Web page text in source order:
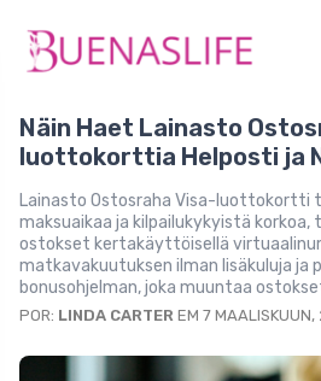
Näin Haet Lainasto
luottokorttia Helposti ja
Lainasto Ostosraha Visa-luottokortti
maksuaikaa ja kilpailukykyistä
ostokset kertakäyttöisellä
matkavakuutuksen ilman lisäkuluja ja
bonusohjelman, joka muuntaa
POR: LINDA CARTER EM 7